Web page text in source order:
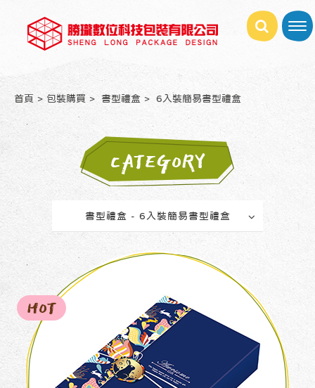
首頁 包裝購買 書型禮盒 6入裝簡易書型禮盒
CATEGORY
書型禮盒 - 6入裝簡易書型禮盒
HOT